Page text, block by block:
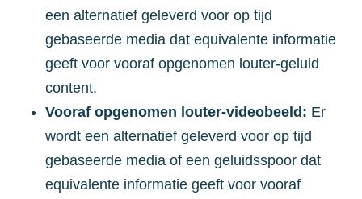
een alternatief geleverd voor op tijd
gebaseerde media dat equivalente informatie
geeft voor vooraf opgenomen louter-geluid
content.
Vooraf opgenomen louter-videobeeld: Er
wordt een alternatief geleverd voor op tijd
gebaseerde media of een geluidsspoor dat
equivalente informatie geeft voor vooraf